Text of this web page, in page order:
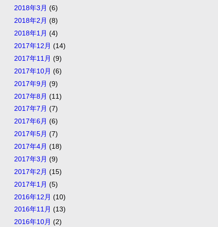
2018年3月 (6)
2018年2月 (8)
2018年1月 (4)
2017年12月 (14)
2017年11月 (9)
2017年10月 (6)
2017年9月 (9)
2017年8月 (11)
2017年7月 (7)
2017年6月 (6)
2017年5月 (7)
2017年4月 (18)
2017年3月 (9)
2017年2月 (15)
2017年1月 (5)
2016年12月 (10)
2016年11月 (13)
2016年10月 (2)